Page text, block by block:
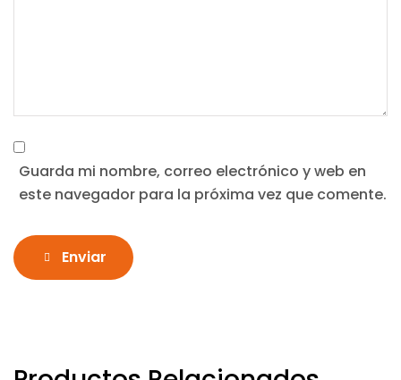
Guarda mi nombre, correo electrónico y web en
este navegador para la próxima vez que comente.
Enviar